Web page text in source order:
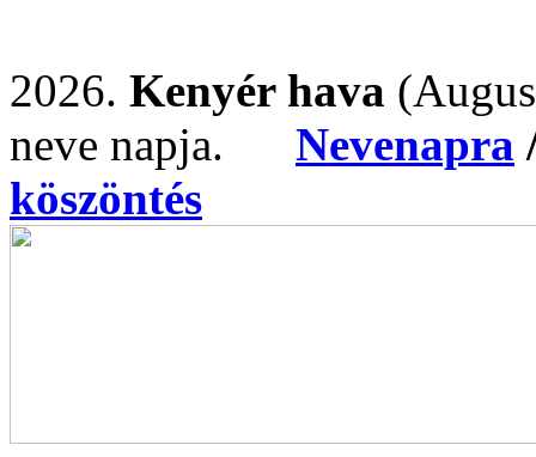
2026. Kenyér hava
neve napja. Nevenapra
köszöntés